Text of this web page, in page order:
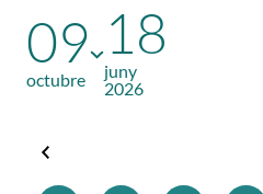
09
octubre
18
juny
2026